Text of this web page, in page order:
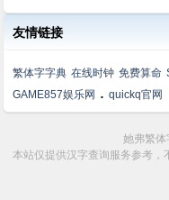
友情链接
繁体字字典 在线时钟 免费算命
GAME857娱乐网 .quickq官网
她弗繁
本站仅提供汉字查询服务参考